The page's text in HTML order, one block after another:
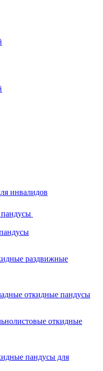
инвалидов
раздвижные
откидные пандусы
откидные
пандусы для